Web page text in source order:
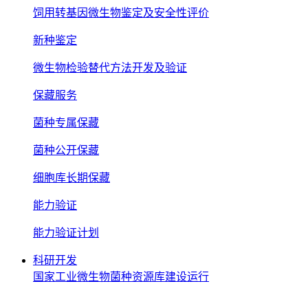
饲用转基因微生物鉴定及安全性评价
新种鉴定
微生物检验替代方法开发及验证
保藏服务
菌种专属保藏
菌种公开保藏
细胞库长期保藏
能力验证
能力验证计划
科研开发
国家工业微生物菌种资源库建设运行